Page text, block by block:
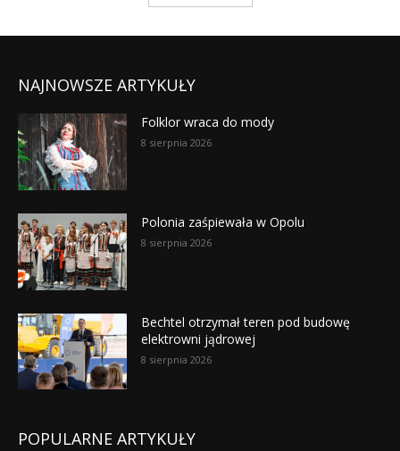
NAJNOWSZE ARTYKUŁY
Folklor wraca do mody
8 sierpnia 2026
Polonia zaśpiewała w Opolu
8 sierpnia 2026
Bechtel otrzymał teren pod budowę
elektrowni jądrowej
8 sierpnia 2026
POPULARNE ARTYKUŁY